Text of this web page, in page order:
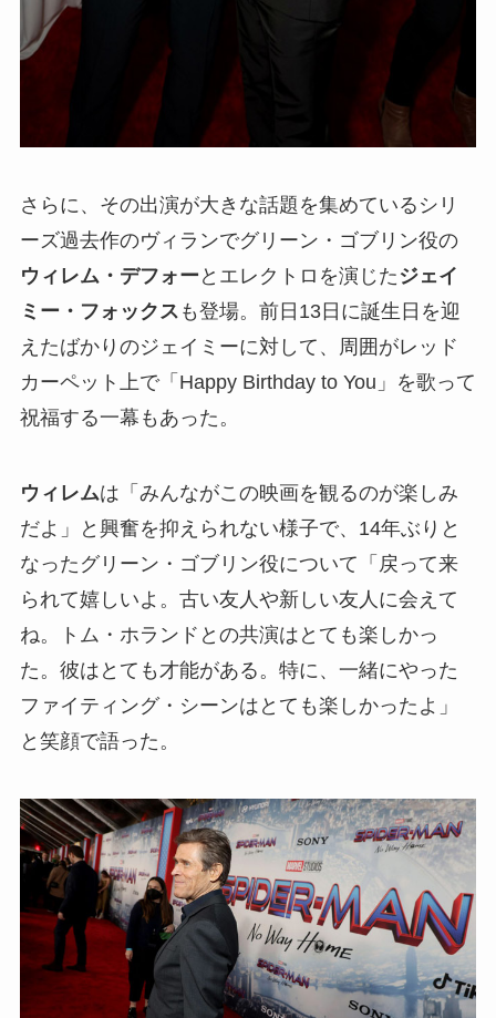
さらに、その出演が大きな話題を集めているシリ
ーズ過去作のヴィランでグリーン・ゴブリン役の
ウィレム・デフォー とエレクトロを演じた ジェイ
ミー・フォックス も登場。前日13日に誕生日を迎
えたばかりのジェイミーに対して、周囲がレッド
カーペット上で「Happy Birthday to You」を歌って
祝福する一幕もあった。
ウィレムは「みんながこの映画を観るのが楽しみ
だよ」と興奮を抑えられない様子で、14年ぶりと
なったグリーン・ゴブリン役について「戻って来
られて嬉しいよ。古い友人や新しい友人に会えて
ね。トム・ホランドとの共演はとても楽しかっ
た。彼はとても才能がある。特に、一緒にやった
ファイティング・シーンはとても楽しかったよ」
と笑顔で語った。